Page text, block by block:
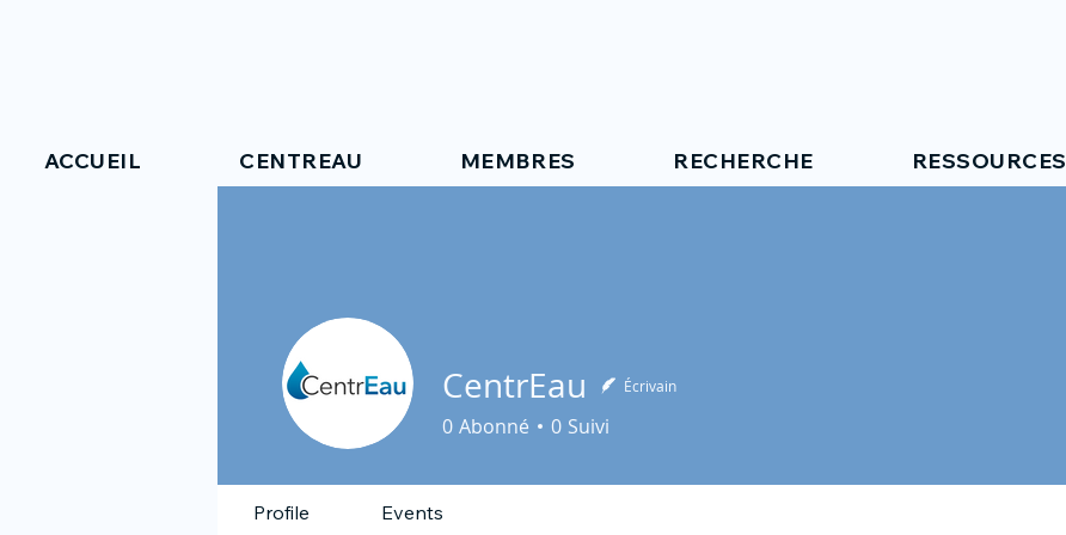
ACCUEIL CENTREAU MEMBRES RECHERCHE RESSOURCES
CentrEau Écrivain
0 Abonné 0 Suivi
Profile Events